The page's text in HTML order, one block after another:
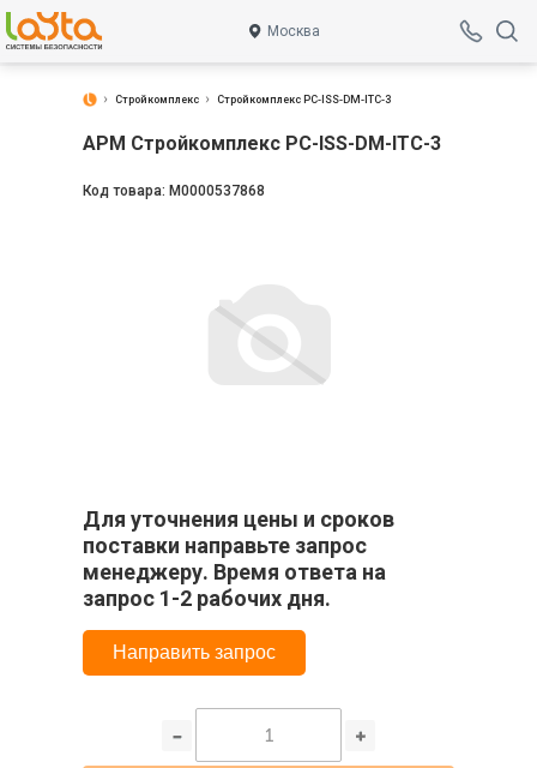
Москва
Стройкомплекс Стройкомплекс PC-ISS-DM-ITC-3
АРМ Стройкомплекс PC-ISS-DM-ITC-3
Код товара: М0000537868
Для уточнения цены и сроков
поставки направьте запрос
менеджеру. Время ответа на
запрос 1-2 рабочих дня.
Направить запрос